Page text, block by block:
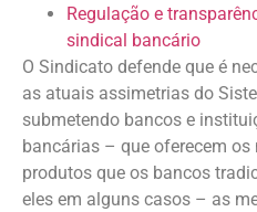
Regulação e
sindical bancário
O Sindicato defende que é
as atuais assimetrias do
submetendo bancos e
bancárias – que oferecem os
produtos que os bancos
eles em alguns casos – as